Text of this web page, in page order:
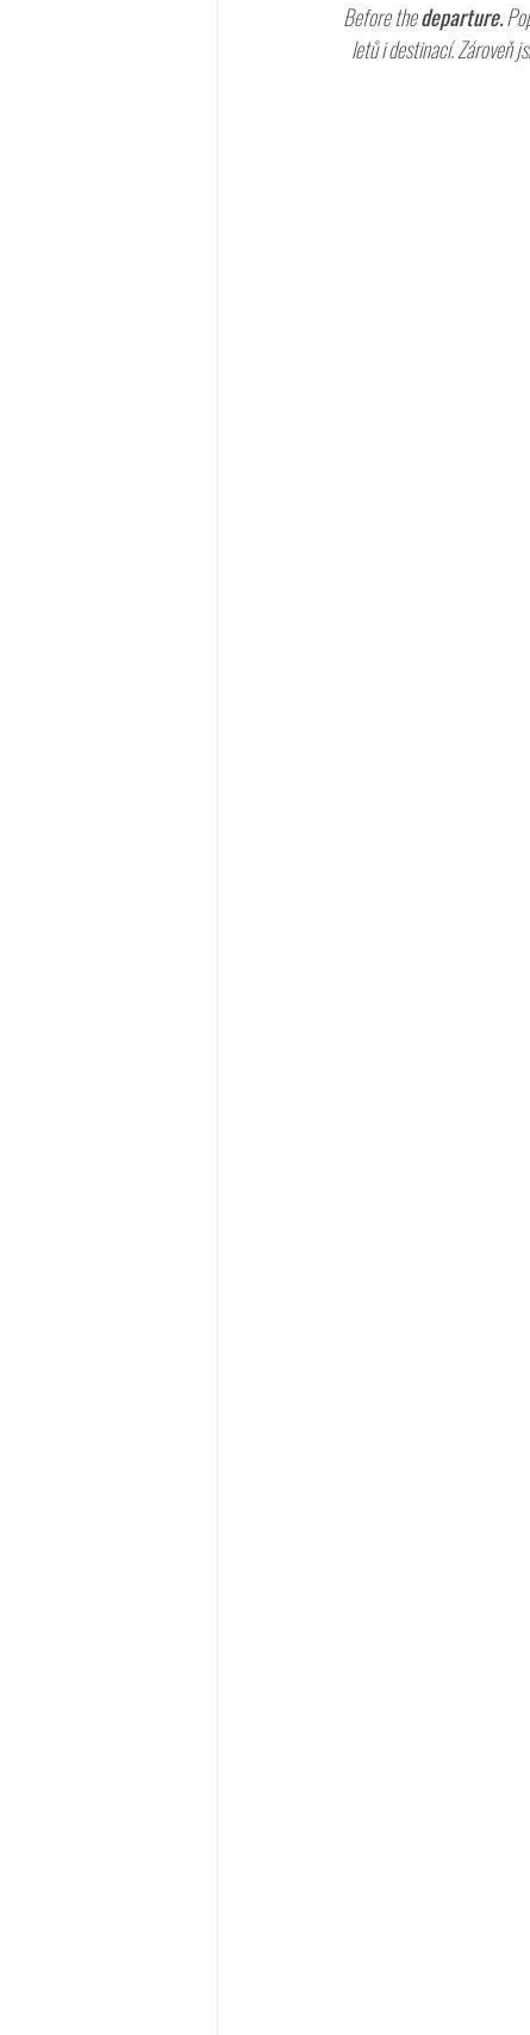
Before the departure.
letů i destinací. Zároveň